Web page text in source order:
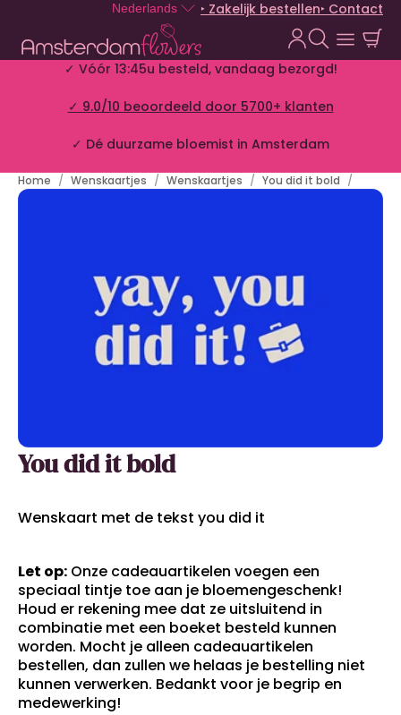
Nederlands ‣ Zakelijk bestellen‣ Contact
✓ Vóór 13:45u besteld, vandaag bezorgd!
✓ 9.0/10 beoordeeld door 5700+ klanten
✓ Dé duurzame bloemist in Amsterdam
Home Wenskaartjes Wenskaartjes You did it bold
You did it bold
Wenskaart met de tekst you did it
Let op: Onze cadeauartikelen voegen een
speciaal tintje toe aan je bloemengeschenk!
Houd er rekening mee dat ze uitsluitend in
combinatie met een boeket besteld kunnen
worden. Mocht je alleen cadeauartikelen
bestellen, dan zullen we helaas je bestelling niet
kunnen verwerken. Bedankt voor je begrip en
medewerking!